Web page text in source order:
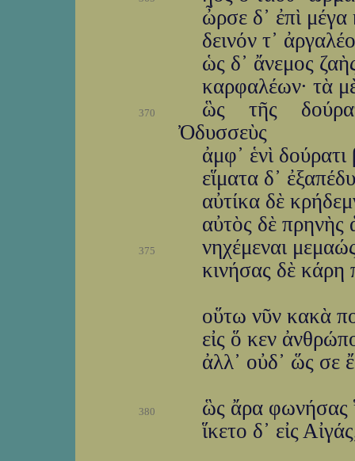
ὦρσε δ᾽ ἐπὶ
δεινόν τ᾽
ὡς δ᾽ ἄνεμος
καρφαλέων· τὰ
370
ὣς τῆς
Ὀδυσσεὺς
ἀμφ᾽ ἑνὶ
εἵματα δ᾽
αὐτίκα δὲ
αὐτὸς δὲ πρηνὴς
375
νηχέμεναι
κινήσας δὲ κάρη
οὕτω νῦν κακὰ
εἰς ὅ κεν
ἀλλ᾽ οὐδ᾽ ὥς σε
380
ὣς ἄρα φωνήσας
ἵκετο δ᾽ εἰς